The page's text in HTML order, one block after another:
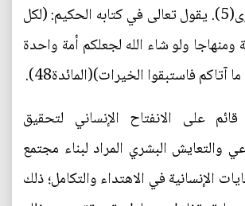
للمجتمعات الأخرى(5). يقول تعالى في كتابه الحكيم: (لكل
ولو شاء الله لجعلكم أمة واحدة
آتاكم فاستبقوا الخيرات)(المائدة48).
على الانفتاح الإنساني لتحقيق
والتعايش البشري المراد لبناء مجتمع
الإنسانية في الاهتداء والتكامل؛ ذلك